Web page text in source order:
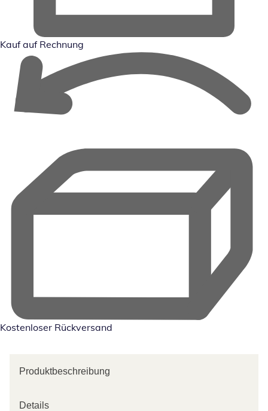
Kauf auf Rechnung
Kostenloser Rückversand
Produktbeschreibung
Details